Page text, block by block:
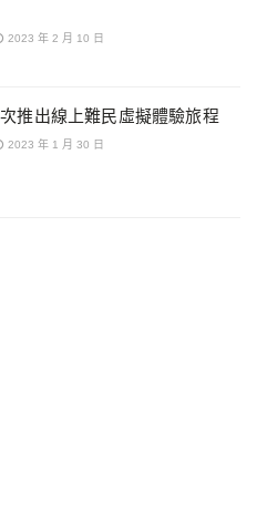
2023 年 2 月 10 日
推出線上難民虛擬體驗旅程
2023 年 1 月 30 日